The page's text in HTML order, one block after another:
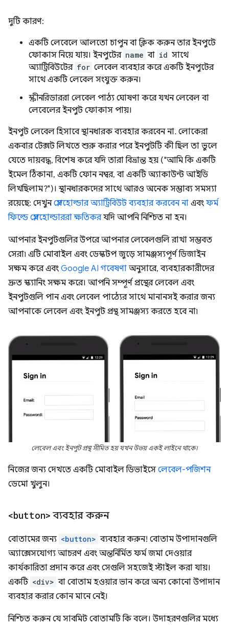
দুটি কারণ:
একটি লেবেলে আলতো চাপুন বা ক্লিক করুন তার ইনপুটে
ফোকাস নিয়ে যায়। ইনপুটের name বা id সাথে
অ্যাট্রিবিউটের for লেবেল ব্যবহার করে একটি ইনপুটের
সাথে একটি লেবেল সংযুক্ত করুন।
স্ক্রীনরিডাররা লেবেল পাঠ্য ঘোষণা করে যখন লেবেল বা
লেবেলের ইনপুট ফোকাস পায়।
ইনপুট লেবেল হিসাবে স্থানধারক ব্যবহার করবেন না. লোকেরা
একবার টেক্সট লিখতে শুরু করার পরে ইনপুটটি কী ছিল তা ভুলে
যেতে দায়বদ্ধ, বিশেষ করে যদি তারা বিভ্রান্ত হয় ("আমি কি একটি
ইমেল ঠিকানা, একটি ফোন নম্বর, বা একটি অ্যাকাউন্ট আইডি
লিখছিলাম?")। স্থানধারকদের সাথে আরও অনেক সম্ভাব্য সমস্যা
রয়েছে: দেখুনপ্লেসহোল্ডার অ্যাট্রিবিউট ব্যবহার করবেন না এবং ফর্ম
ফিল্ডে প্লেসহোল্ডাররা ক্ষতিকরযদি আপনি নিশ্চিত না হন।
আপনার ইনপুটগুলির উপরে আপনার লেবেলগুলি রাখা সম্ভবত
সেরা৷ এটি মোবাইল এবং ডেস্কটপ জুড়ে সামঞ্জস্যপূর্ণ ডিজাইন
সক্ষম করে এবং Google AI গবেষণা অনুসারে, ব্যবহারকারীদের
দ্রুত স্ক্যানিং সক্ষম করে। আপনি সম্পূর্ণ প্রস্থের লেবেল এবং
ইনপুটগুলি পান এবং লেবেল পাঠ্যের সাথে মানানসই করার জন্য
আপনাকে লেবেল এবং ইনপুট প্রস্থ সামঞ্জস্য করতে হবে না৷
লেবেল এবং ইনপুট প্রস্থ সীমিত হয় যখন উভয় একই লাইনে থাকে।
নিজের জন্য দেখতে একটি মোবাইল ডিভাইসে লেবেল-পজিশন
ডেমো খুলুন।
<button> ব্যবহার করুন
বোতামের জন্য <button> ব্যবহার করুন! বোতাম উপাদানগুলি
অ্যাক্সেসযোগ্য আচরণ এবং অন্তর্নির্মিত ফর্ম জমা দেওয়ার
কার্যকারিতা প্রদান করে এবং সেগুলি সহজেই স্টাইল করা যায়।
একটি <div> বা বোতাম হওয়ার ভান করে অন্য কোনো উপাদান
ব্যবহার করার কোন মানে নেই।
নিশ্চিত করুন যে সাবমিট বোতামটি কি বলে। উদাহরণগুলির মধ্যে